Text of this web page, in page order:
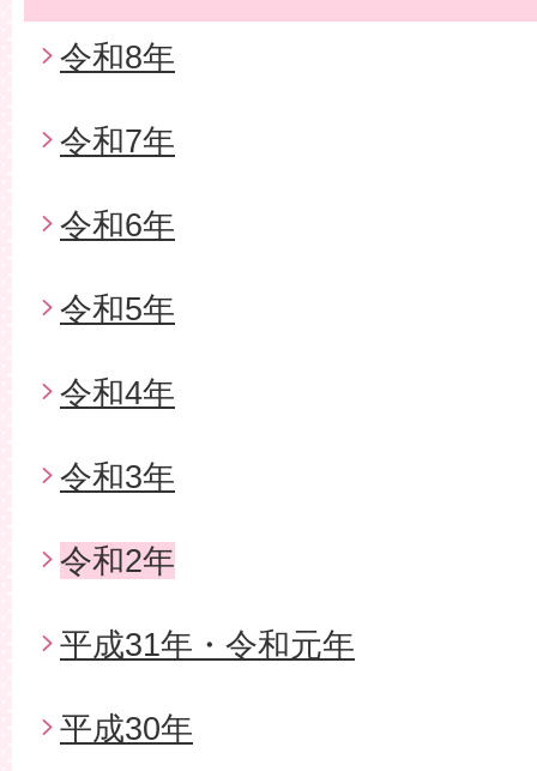
令和8年
令和7年
令和6年
令和5年
令和4年
令和3年
令和2年
平成31年・令和元年
平成30年